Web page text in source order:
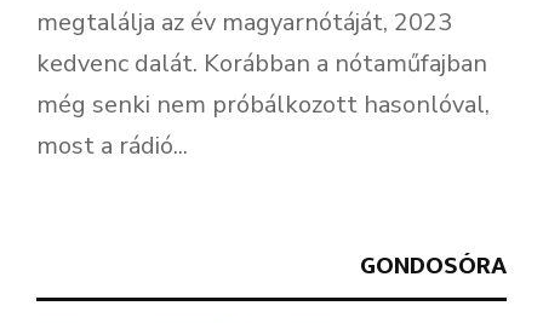
megtalálja az év magyarnótáját, 2023
kedvenc dalát. Korábban a nótaműfajban
még senki nem próbálkozott hasonlóval,
most a rádió...
GONDOSÓRA